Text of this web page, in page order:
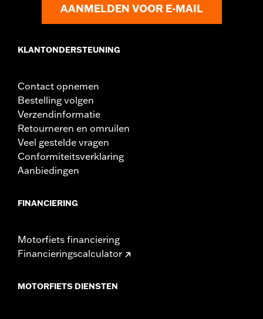
AANMELDEN VOOR E-MAIL
KLANTONDERSTEUNING
Contact opnemen
Bestelling volgen
Verzendinformatie
Retourneren en omruilen
Veel gestelde vragen
Conformiteitsverklaring
Aanbiedingen
FINANCIERING
Motorfiets financiering
Financieringscalculator
MOTORFIETS DIENSTEN